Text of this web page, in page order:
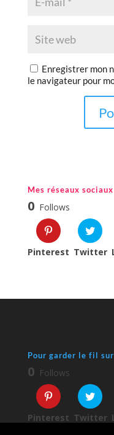
Enregistrer mon
le navigateur pour
Mes réseaux sociaux
0 Follows
Pinterest Twitter
Pour garder le fil
0 Follows
Pinterest Twitter